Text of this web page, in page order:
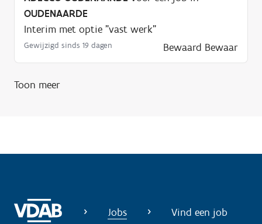
OUDENAARDE
Interim met optie "vast werk"
Gewijzigd sinds 19 dagen Bewaard Bewaar
Toon meer
Jobs Vind een job